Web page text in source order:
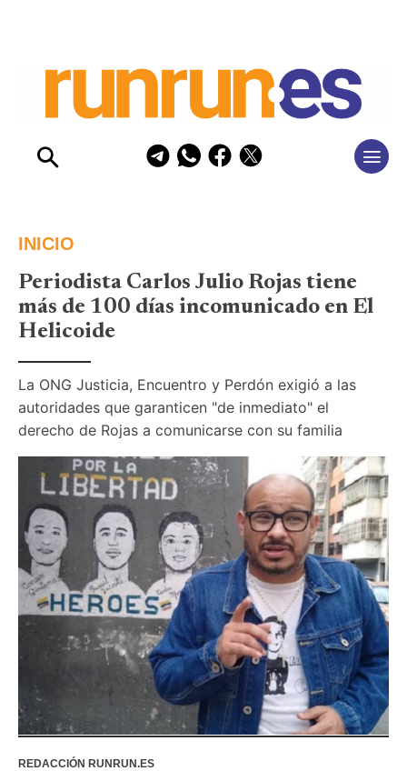
INICIO
Periodista Carlos Julio Rojas tiene
más de 100 días incomunicado en El
Helicoide
La ONG Justicia, Encuentro y Perdón exigió a las
autoridades que garanticen "de inmediato" el
derecho de Rojas a comunicarse con su familia
REDACCIÓN RUNRUN.ES